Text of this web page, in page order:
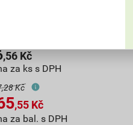
ohybový k liště Kopos LH
,56 Kč
za ks s DPH
Kč
,55 Kč
za bal. s DPH